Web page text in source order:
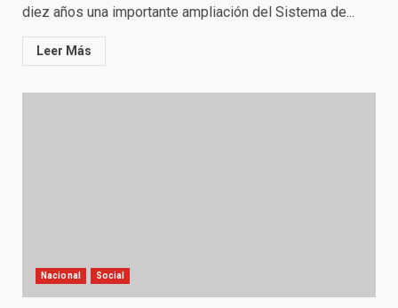
diez años una importante ampliación del Sistema de...
Leer Más
Nacional Social